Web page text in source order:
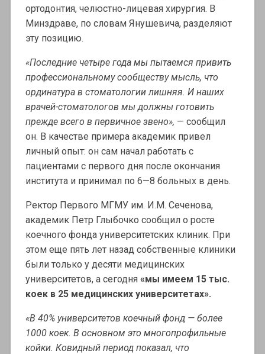
ортодонтия, челюстно-лицевая хирургия. В
Минздраве, по словам Янушевича, разделяют
эту позицию.
«Последние четыре года мы пытаемся привить
профессиональному сообществу мысль, что
ординатура в стоматологии лишняя. И наших
врачей-стоматологов мы должны готовить
прежде всего в первичное звено», — сообщил
он. В качестве примера академик привел
личный опыт: он сам начал работать с
пациентами с первого дня после окончания
института и принимал по 6—8 больных в день.
Ректор Первого МГМУ им. И.М. Сеченова,
академик Петр Глыбочко сообщил о росте
коечного фонда университетских клиник. При
этом еще пять лет назад собственные клиники
были только у десяти медицинских
университетов, а сегодня «мы имеем 15 тыс.
коек в 25 медицинских университетах».
«В 40% университетов коечный фонд — более
1000 коек. В основном это многопрофильные
койки. Ковидный период показал, что